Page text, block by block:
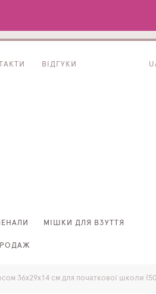
ВІДГУКИ
МІШКИ ДЛЯ ВЗУТТЯ
36х29х14 см для початкової школи